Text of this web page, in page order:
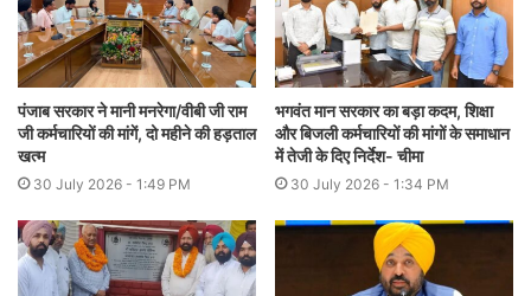
पंजाब सरकार ने मानी मनरेगा/वीबी जी राम
जी कर्मचारियों की मांगें, दो महीने की हड़ताल
खत्म
30 July 2026 - 1:49 PM
भगवंत मान सरकार का बड़ा कदम, शिक्षा
और बिजली कर्मचारियों की मांगों के समाधान
में तेजी के दिए निर्देश- चीमा
30 July 2026 - 1:34 PM